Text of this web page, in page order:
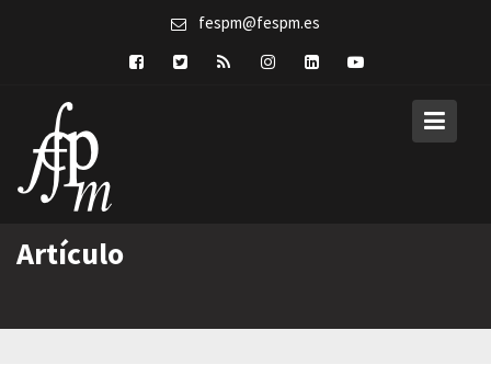
fespm@fespm.es
Artículo